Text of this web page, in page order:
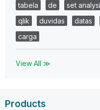
tabela
de set
qlik
duvidas datas
carga
View All ≫
Products